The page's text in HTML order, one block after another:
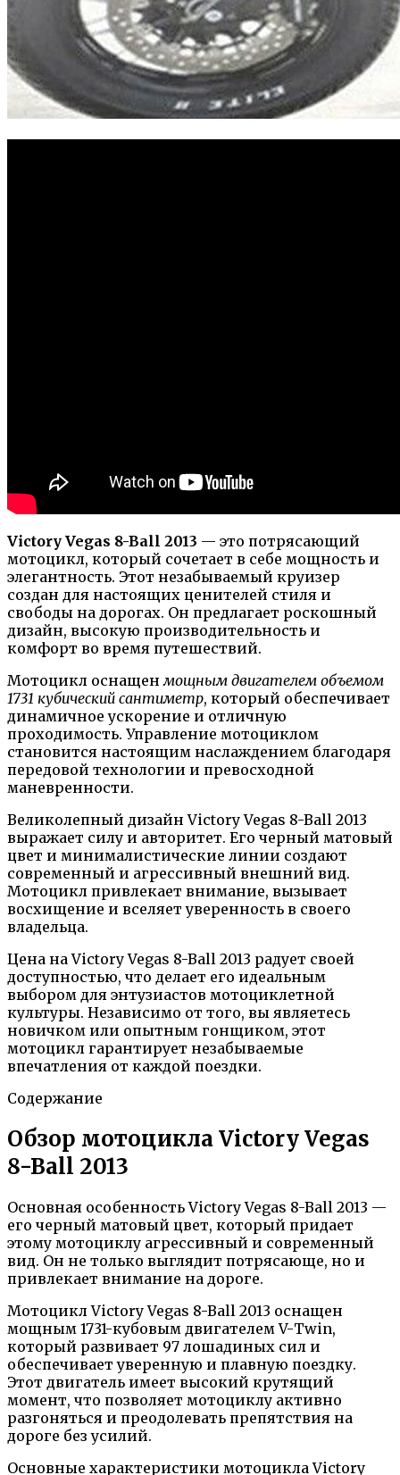
Victory Vegas 8-Ball 2013 — это потрясающий
мотоцикл, который сочетает в себе мощность и
элегантность. Этот незабываемый круизер
создан для настоящих ценителей стиля и
свободы на дорогах. Он предлагает роскошный
дизайн, высокую производительность и
комфорт во время путешествий.
Мотоцикл оснащенмощным двигателем объемом
1731 кубический сантиметр, который обеспечивает
динамичное ускорение и отличную
проходимость. Управление мотоциклом
становится настоящим наслаждением благодаря
передовой технологии и превосходной
маневренности.
Великолепный дизайн Victory Vegas 8-Ball 2013
выражает силу и авторитет. Его черный матовый
цвет и минималистические линии создают
современный и агрессивный внешний вид.
Мотоцикл привлекает внимание, вызывает
восхищение и вселяет уверенность в своего
владельца.
Цена на Victory Vegas 8-Ball 2013 радует своей
доступностью, что делает его идеальным
выбором для энтузиастов мотоциклетной
культуры. Независимо от того, вы являетесь
новичком или опытным гонщиком, этот
мотоцикл гарантирует незабываемые
впечатления от каждой поездки.
Содержание
Обзор мотоцикла Victory Vegas
8-Ball 2013
Основная особенность Victory Vegas 8-Ball 2013 —
его черный матовый цвет, который придает
этому мотоциклу агрессивный и современный
вид. Он не только выглядит потрясающе, но и
привлекает внимание на дороге.
Мотоцикл Victory Vegas 8-Ball 2013 оснащен
мощным 1731-кубовым двигателем V-Тwin,
который развивает 97 лошадиных сил и
обеспечивает уверенную и плавную поездку.
Этот двигатель имеет высокий крутящий
момент, что позволяет мотоциклу активно
разгоняться и преодолевать препятствия на
дороге без усилий.
Основные характеристики мотоцикла Victory